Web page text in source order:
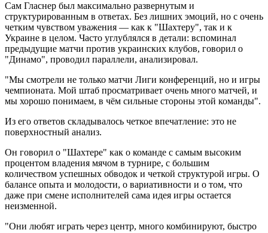
Сам Гласнер был максимально развернутым и
структурированным в ответах. Без лишних эмоций, но с очень
четким чувством уважения — как к "Шахтеру", так и к
Украине в целом. Часто углублялся в детали: вспоминал
предыдущие матчи против украинских клубов, говорил о
"Динамо", проводил параллели, анализировал.
"Мы смотрели не только матчи Лиги конференций, но и игры
чемпионата. Мой штаб просматривает очень много матчей, и
мы хорошо понимаем, в чём сильные стороны этой команды".
Из его ответов складывалось четкое впечатление: это не
поверхностный анализ.
Он говорил о "Шахтере" как о команде с самым высоким
процентом владения мячом в турнире, с большим
количеством успешных обводок и четкой структурой игры. О
балансе опыта и молодости, о вариативности и о том, что
даже при смене исполнителей сама идея игры остается
неизменной.
"Они любят играть через центр, много комбинируют, быстро